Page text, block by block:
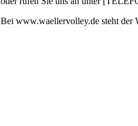
Bei www.waellervolley.de steht der